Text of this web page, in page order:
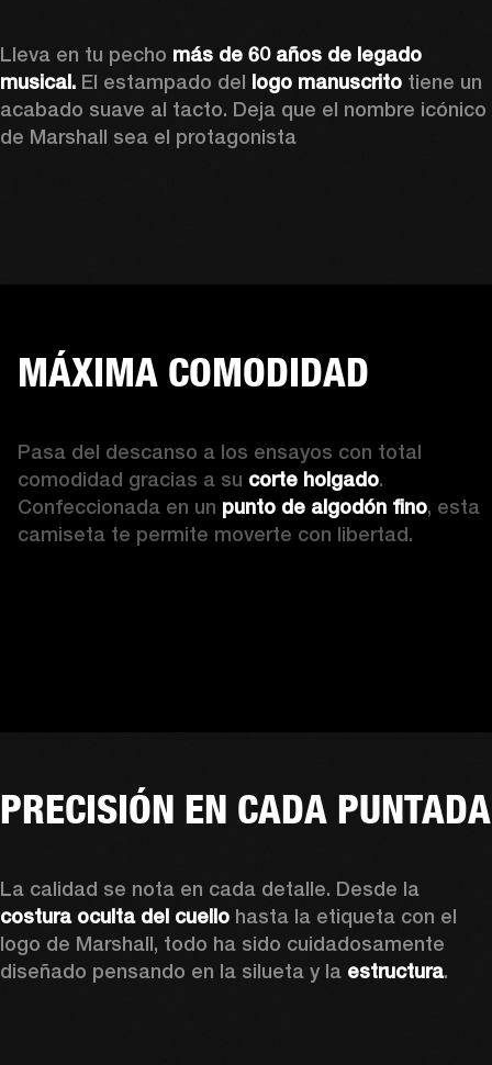
Lleva en tu pecho más de 60 años de legado
musical. El estampado del logo manuscrito tiene un
acabado suave al tacto. Deja que el nombre icónico
de Marshall sea el protagonista
MÁXIMA COMODIDAD
Pasa del descanso a los ensayos con total
comodidad gracias a su corte holgado.
Confeccionada en un punto de algodón fino, esta
camiseta te permite moverte con libertad.
PRECISIÓN EN CADA PUNTADA
costura oculta del cuello hasta la etiqueta con el
logo de Marshall, todo ha sido cuidadosamente
diseñado pensando en la silueta y la estructura.